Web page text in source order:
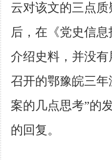
云对该文的三点
后，在《党史信
介绍史料，并没
召开的鄂豫皖三
案的几点思考”的
的回复。